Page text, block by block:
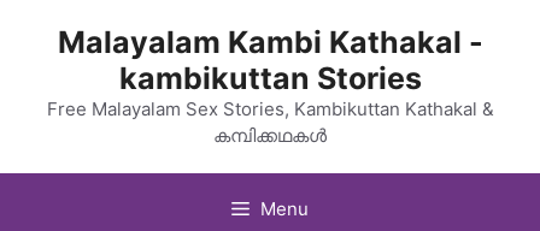
Malayalam Kambi Kathakal -
kambikuttan Stories
Free Malayalam Sex Stories, Kambikuttan Kathakal &
കമ്പിക്കഥകൾ
Menu